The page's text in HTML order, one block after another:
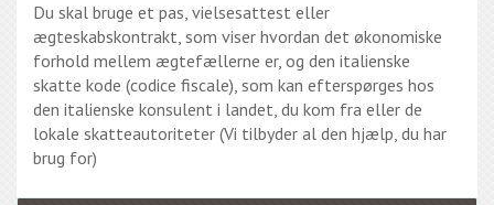
Du skal bruge et pas, vielsesattest eller
ægteskabskontrakt, som viser hvordan det økonomiske
forhold mellem ægtefællerne er, og den italienske
skatte kode (codice fiscale), som kan efterspørges hos
den italienske konsulent i landet, du kom fra eller de
lokale skatteautoriteter (Vi tilbyder al den hjælp, du har
brug for)